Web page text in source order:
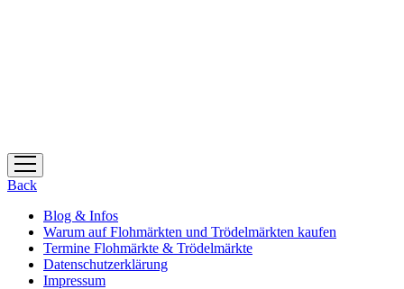
Menü
öffnen
Back
Blog & Infos
Warum auf Flohmärkten und Trödelmärkten kaufen
Termine Flohmärkte & Trödelmärkte
Datenschutzerklärung
Impressum